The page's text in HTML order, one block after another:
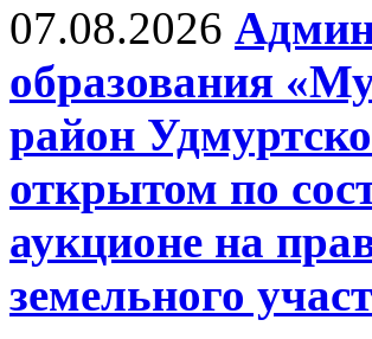
07.08.2026
образования
район
открытом по
аукционе на
земельного